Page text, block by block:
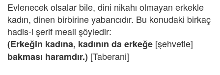
Evlenecek olsalar bile, dini nikahı olmayan erkekle
kadın, dinen birbirine yabancıdır. Bu konudaki birkaç
hadis-i şerif meali şöyledir:
(Erkeğin kadına, kadının da erkeğe [şehvetle]
bakması haramdır.) [Taberani]